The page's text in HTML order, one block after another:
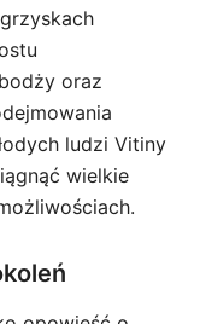
oraz
ludzi Vitiny
wielkie